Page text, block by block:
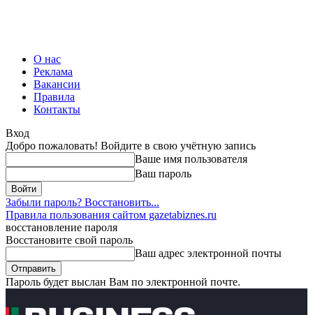
О нас
Реклама
Вакансии
Правила
Контакты
Вход
Добро пожаловать! Войдите в свою учётную запись
Ваше имя пользователя
Ваш пароль
Забыли пароль? Восстановить...
Правила пользования сайтом gazetabiznes.ru
восстановление пароля
Восстановите свой пароль
Ваш адрес электронной почты
Пароль будет выслан Вам по электронной почте.